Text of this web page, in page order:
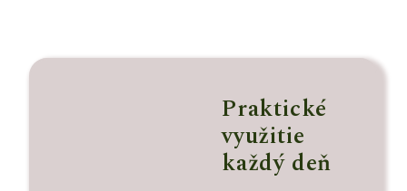
Praktické
využitie
každý deň